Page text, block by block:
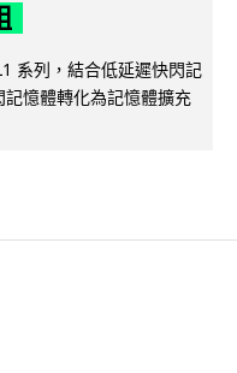
系列，結合低延遲快閃記
記憶體轉化為記憶體擴充